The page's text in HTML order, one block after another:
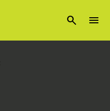
search menu